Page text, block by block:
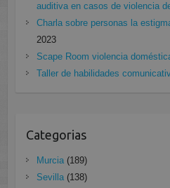
auditiva en casos de violencia
Charla sobre personas la
2023
Scape Room violencia
Taller de habilidades
Categorias
Murcia(189)
Sevilla(138)